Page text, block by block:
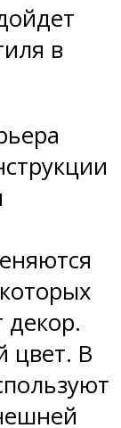
в
декор.
цвет. В